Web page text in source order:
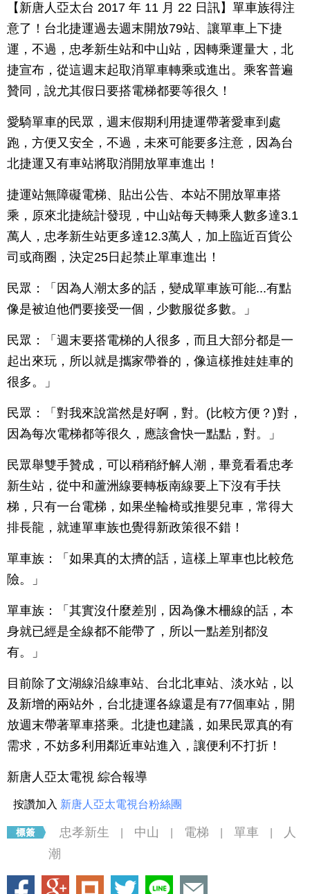
【新唐人亞太台 2017 年 11 月 22 日訊】單車族得注
意了！台北捷運過去週末開放79站、讓單車上下捷
運，不過，忠孝新生站和中山站，因轉乘運量大，北
捷宣布，從這週末起取消單車轉乘或進出。乘客普遍
贊同，說尤其假日要搭電梯都要等很久！
愛騎單車的民眾，週末假期利用捷運帶著愛車到處
跑，方便又安全，不過，未來可能要多注意，因為台
北捷運又有車站將取消開放單車進出！
捷運站無障礙電梯、貼出公告、本站不開放單車搭
乘，原來北捷統計發現，中山站每天轉乘人數多達3.1
萬人，忠孝新生站更多達12.3萬人，加上臨近百貨公
司或商圈，決定25日起禁止單車進出！
民眾：「因為人潮太多的話，變成單車族可能...有點
像是被迫他們要接受一個，少數服從多數。」
民眾：「週末要搭電梯的人很多，而且大部分都是一
起出來玩，所以就是攜家帶眷的，像這樣推娃娃車的
很多。」
民眾：「對我來說當然是好啊，對。(比較方便？)對，
因為每次電梯都等很久，應該會快一點點，對。」
民眾舉雙手贊成，可以稍稍紓解人潮，畢竟看看忠孝
新生站，從中和蘆洲線要轉板南線要上下沒有手扶
梯，只有一台電梯，如果坐輪椅或推嬰兒車，常得大
排長龍，就連單車族也覺得新政策很不錯！
單車族：「如果真的太擠的話，這樣上單車也比較危
險。」
單車族：「其實沒什麼差別，因為像木柵線的話，本
身就已經是全線都不能帶了，所以一點差別都沒
有。」
目前除了文湖線沿線車站、台北北車站、淡水站，以
及新增的兩站外，台北捷運各線還是有77個車站，開
放週末帶著單車搭乘。北捷也建議，如果民眾真的有
需求，不妨多利用鄰近車站進入，讓便利不打折！
新唐人亞太電視 綜合報導
按讚加入 新唐人亞太電視台粉絲團
忠孝新生 中山 電梯 單車
人
潮